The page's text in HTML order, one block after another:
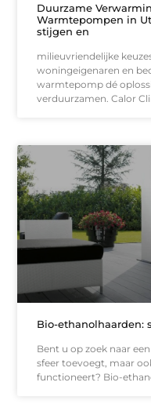
Duurzame
Warmtepompen in
stijgen en
milieuvriendelijke
woningeigenaren en
warmtepomp dé
verduurzamen. Calor
Bio-ethanolhaarden:
Bent u op zoek naar
sfeer toevoegt, maar
functioneert? Bio-